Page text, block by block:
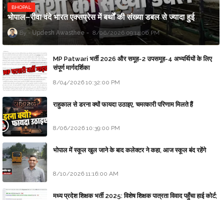
BHOPAL
भोपाल–रीवा वंदे भारत एक्सप्रेस में बर्थों की संख्या डबल से ज्यादा हुई
Updesh Awasthee 8/06/2026 09:14:00 PM
MP Patwari भर्ती 2026 और समूह-2 उपसमूह-4 अभ्यर्थियों के लिए
संपूर्ण मार्गदर्शिका
8/04/2026 10:32:00 PM
राहुकाल से डरना क्यों फायदा उठाइए, चमत्कारी परिणाम मिलते हैं
8/06/2026 10:39:00 PM
भोपाल में स्कूल खुल जाने के बाद कलेक्टर ने कहा, आज स्कूल बंद रहेंगे
8/10/2026 11:16:00 AM
मध्य प्रदेश शिक्षक भर्ती 2025: विशेष शिक्षक पात्रता विवाद पहुँचा हाई कोर्ट;